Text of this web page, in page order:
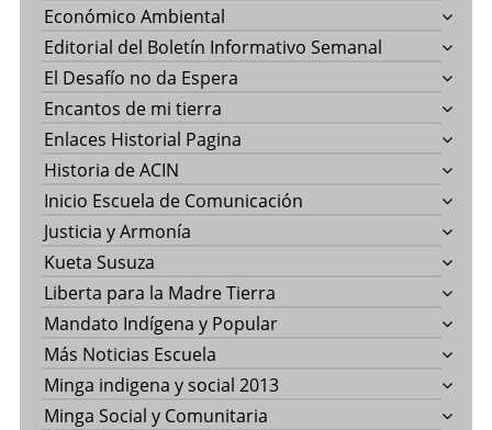
Económico Ambiental
Editorial del Boletín Informativo Semanal
El Desafío no da Espera
Encantos de mi tierra
Enlaces Historial Pagina
Historia de ACIN
Inicio Escuela de Comunicación
Justicia y Armonía
Kueta Susuza
Liberta para la Madre Tierra
Mandato Indígena y Popular
Más Noticias Escuela
Minga indigena y social 2013
Minga Social y Comunitaria